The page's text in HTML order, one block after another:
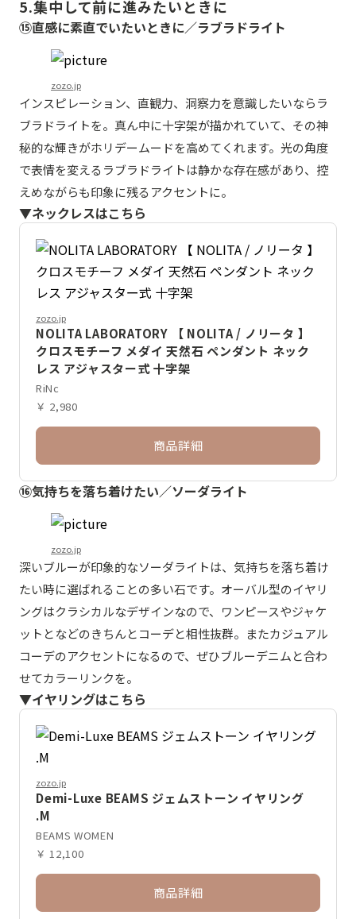
5.集中して前に進みたいときに
⑮直感に素直でいたいときに／ラブラドライト
zozo.jp
インスピレーション、直観力、洞察力を意識したいならラ
ブラドライトを。真ん中に十字架が描かれていて、その神
秘的な輝きがホリデームードを高めてくれます。光の角度
で表情を変えるラブラドライトは静かな存在感があり、控
えめながらも印象に残るアクセントに。
▼ネックレスはこちら
zozo.jp
NOLITA LABORATORY 【 NOLITA / ノリータ 】
クロスモチーフ メダイ 天然石 ペンダント ネック
レス アジャスター式 十字架
RiNc
￥ 2,980
商品詳細
⑯気持ちを落ち着けたい／ソーダライト
zozo.jp
深いブルーが印象的なソーダライトは、気持ちを落ち着け
たい時に選ばれることの多い石です。オーバル型のイヤリ
ングはクラシカルなデザインなので、ワンピースやジャケ
ットとなどのきちんとコーデと相性抜群。またカジュアル
コーデのアクセントになるので、ぜひブルーデニムと合わ
せてカラーリンクを。
▼イヤリングはこちら
zozo.jp
Demi-Luxe BEAMS ジェムストーン イヤリング
.M
BEAMS WOMEN
￥ 12,100
商品詳細